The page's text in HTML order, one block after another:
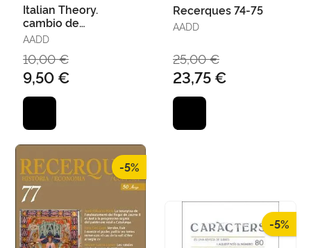
Italian Theory.
cambio de
Paradigma en la
Contemporanea
AADD
10,00 €
9,50 €
Recerques 74-75
AADD
25,00 €
23,75 €
-5%
-5%